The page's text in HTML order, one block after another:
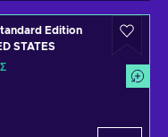
Edition
STATES